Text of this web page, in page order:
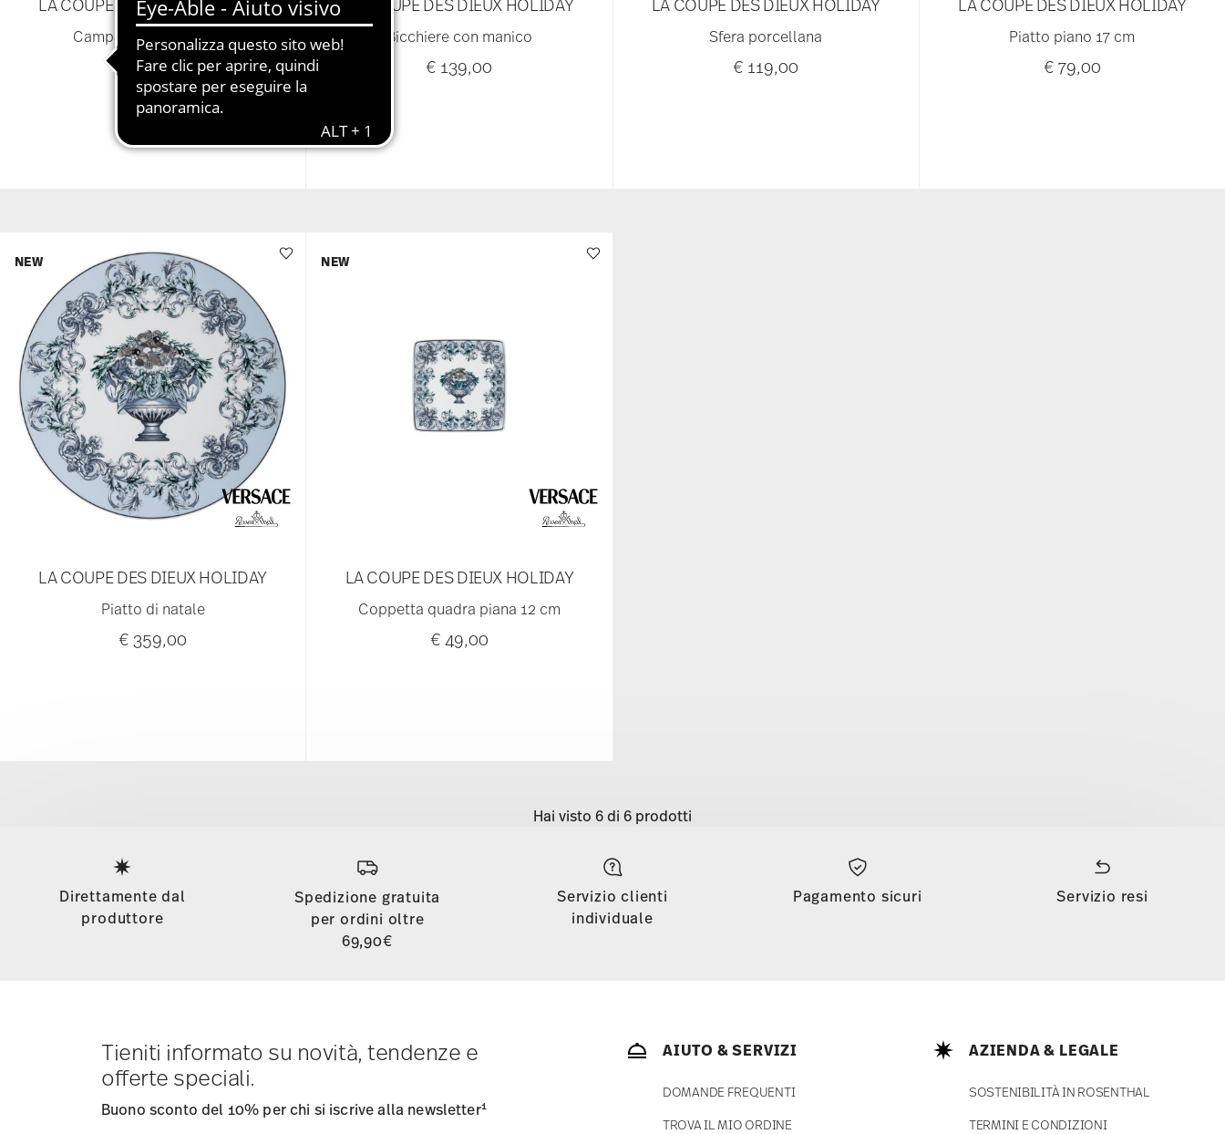
LA COUPE DES DIEUX HOLIDAY
Campanella porcellana
€ 75,00
LA COUPE DES DIEUX HOLIDAY
Bicchiere con manico
€ 139,00
LA COUPE DES DIEUX HOLIDAY
Sfera porcellana
€ 119,00
LA COUPE DES DIEUX HOLIDAY
Piatto piano 17 cm
€ 79,00
LA COUPE DES DIEUX HOLIDAY
Piatto di natale
€ 359,00
NEW
LA COUPE DES DIEUX HOLIDAY
Coppetta quadra piana 12 cm
€ 49,00
NEW
Hai visto 6 di 6 prodotti
Direttamente dal
produttore
Spedizione gratuita
per ordini oltre
69,90€
Servizio clienti
individuale
Pagamento sicuri Servizio resi
Tieniti informato su novità, tendenze e
offerte speciali.
Buono sconto del 10% per chi si iscrive alla newsletter1
AIUTO & SERVIZI
DOMANDE FREQUENTI
TROVA IL MIO ORDINE
AZIENDA & LEGALE
SOSTENIBILITÀ IN ROSENTHAL
TERMINI E CONDIZIONI